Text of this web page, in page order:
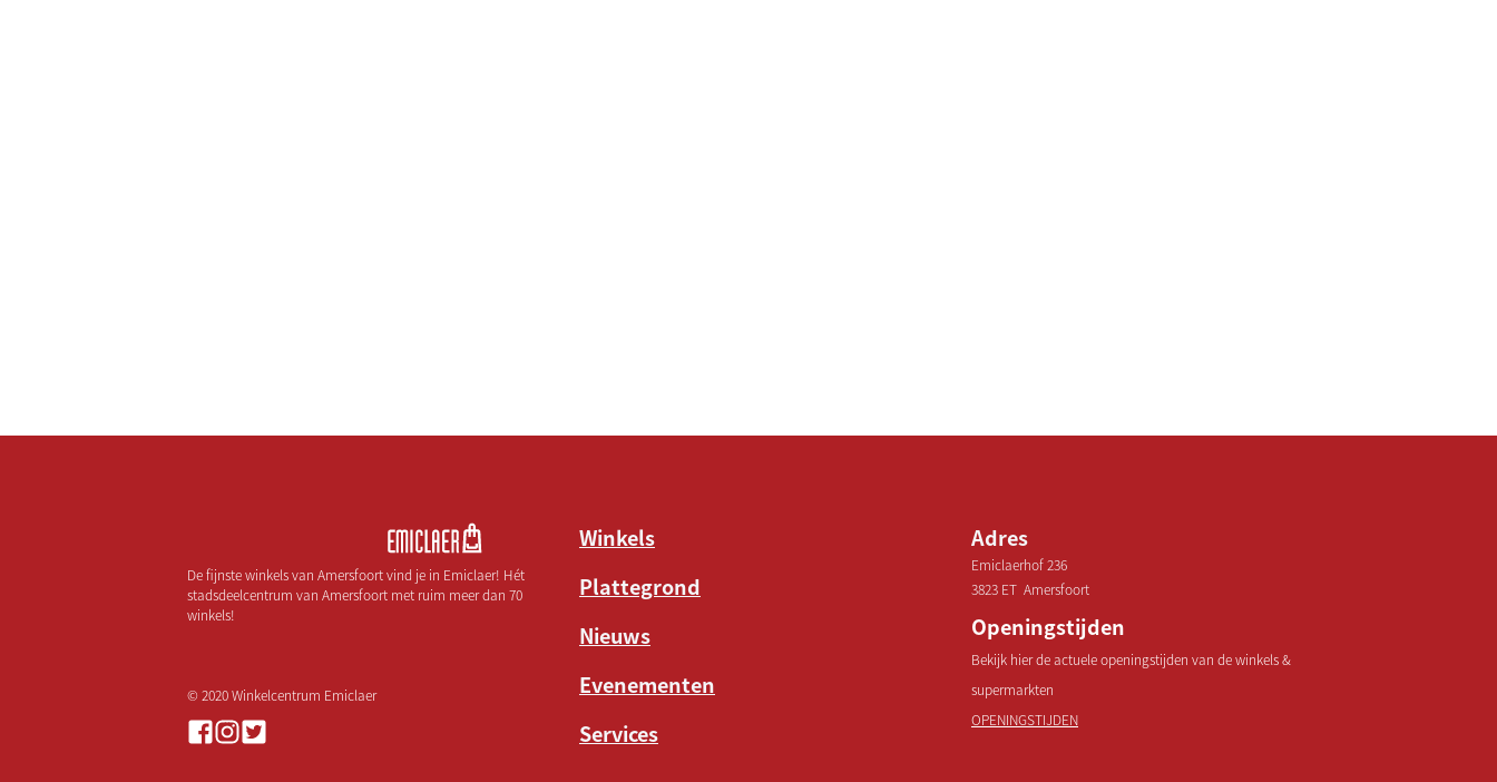
De fijnste winkels van Amersfoort vind je in Emiclaer! Hét
stadsdeelcentrum van Amersfoort met ruim meer dan 70
winkels!
© 2020 Winkelcentrum Emiclaer
Winkels
Plattegrond
Nieuws
Evenementen
Services
Adres
Emiclaerhof 236
3823 ET Amersfoort
Openingstijden
Bekijk hier de actuele openingstijden van de winkels &
supermarkten
OPENINGSTIJDEN